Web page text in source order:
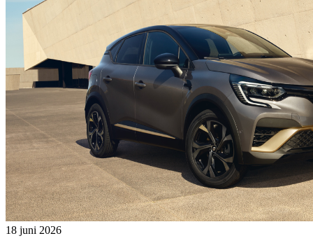
18 juni 2026